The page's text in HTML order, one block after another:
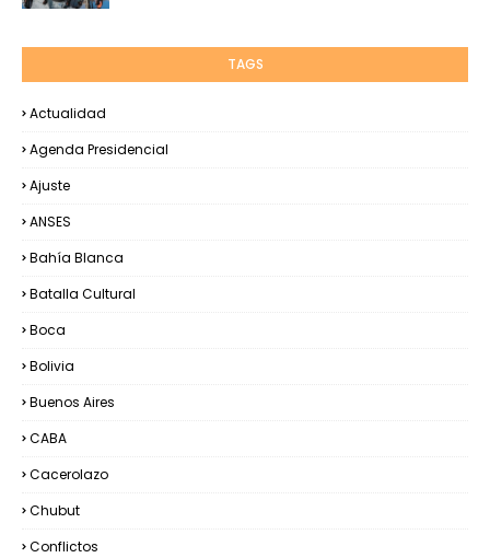
TAGS
Actualidad
Agenda Presidencial
Ajuste
ANSES
Bahía Blanca
Batalla Cultural
Boca
Bolivia
Buenos Aires
CABA
Cacerolazo
Chubut
Conflictos